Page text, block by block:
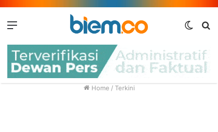
Switch
Home / Terkini